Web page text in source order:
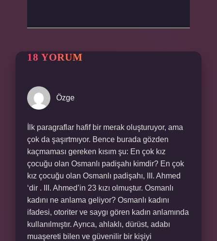
18 YORUM
Özge
İlk paragraflar hafif bir merak oluşturuyor, ama
çok da şaşırtmıyor. Bence burada gözden
kaçmaması gereken kısım şu: En çok kız
çocuğu olan Osmanlı padişahı kimdir? En çok
kız çocuğu olan Osmanlı padişahı, III. Ahmed
‘dir . III. Ahmed’in 23 kızı olmuştur. Osmanlı
kadını ne anlama geliyor? Osmanlı kadını
ifadesi, otoriter ve saygı gören kadın anlamında
kullanılmıştır. Ayrıca, ahlaklı, dürüst, adabı
muaşereti bilen ve güvenilir bir kişiyi